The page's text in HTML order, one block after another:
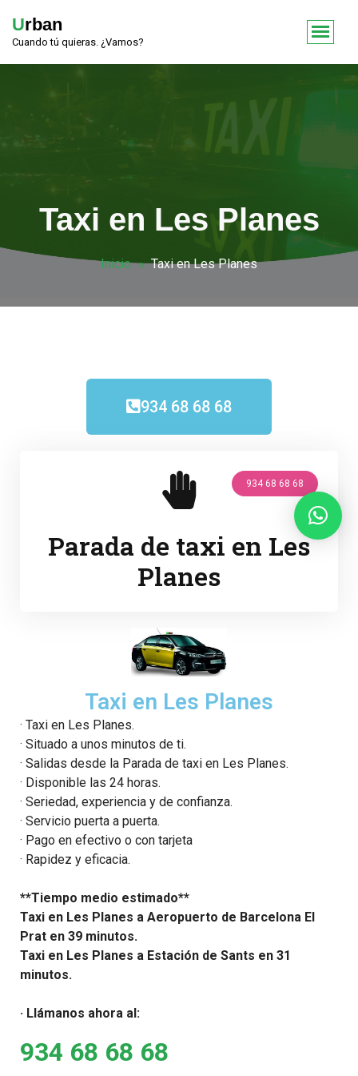
Urban
Cuando tú quieras. ¿Vamos?
Taxi en Les Planes
Inicio Taxi en Les Planes
934 68 68 68
934 68 68 68
Parada de taxi en Les
Planes
Taxi en Les Planes
· Taxi en Les Planes.
· Situado a unos minutos de ti.
· Salidas desde la Parada de taxi en Les Planes.
· Disponible las 24 horas.
· Seriedad, experiencia y de confianza.
· Servicio puerta a puerta.
· Pago en efectivo o con tarjeta
· Rapidez y eficacia.
**Tiempo medio estimado**
Taxi en Les Planes a Aeropuerto de Barcelona El
Prat en 39 minutos.
Taxi en Les Planes a Estación de Sants en 31
minutos.
· Llámanos ahora al:
934 68 68 68